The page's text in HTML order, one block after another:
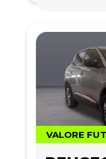
VALORE